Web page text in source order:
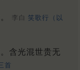
李白 笑歌行（以
含光混世贵无
首